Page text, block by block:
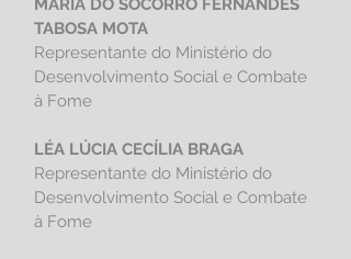
MARIA DO SOCORRO FERNANDES
TABOSA MOTA
Representante do Ministério do
Desenvolvimento Social e Combate
à Fome
LÉA LÚCIA CECÍLIA BRAGA
Representante do Ministério do
Desenvolvimento Social e Combate
à Fome